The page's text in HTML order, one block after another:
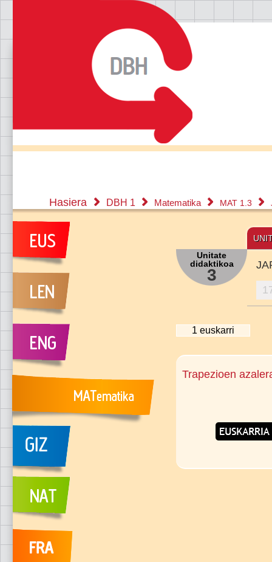
Hasiera DBH 1 Matematika MAT 1.3
Unitate
didaktikoa
3
1 euskarri
Trapezioen